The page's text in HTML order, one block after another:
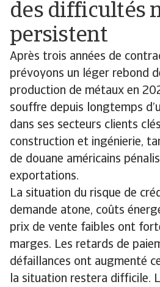
des difficultés
persistent
Après trois années de
prévoyons un léger rebond
production de métaux en
souffre depuis longtemps
dans ses secteurs clients
construction et ingénierie,
de douane américains
exportations.
La situation du risque de
demande atone, coûts
prix de vente faibles ont
marges. Les retards de
défaillances ont augmenté
la situation restera difficile.